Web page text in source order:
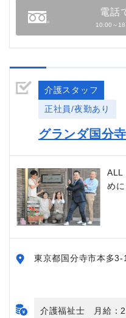
電話
10:00～
介護スタッフ
正社員/夜勤あり
グランダ国分寺
ALL
めに
東京都国分寺市本多3-
介護福祉士 月給：